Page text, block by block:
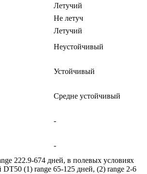
Летучий
Не летуч
Летучий
Неустойчивый
Устойчивый
Средне устойчивый
-
-
222.9-674 дней, в полевых условиях
(1) range 65-125 дней, (2) range 2-6